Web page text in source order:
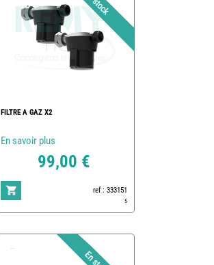
FILTRE A GAZ X2
En savoir plus
99,00 €
ref : 333151
5